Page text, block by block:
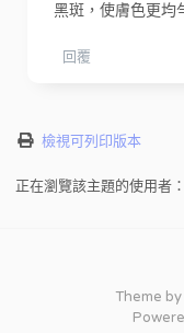
黑斑，使膚色更均
回覆
檢視可列印版本
正在瀏覽該主題的使用者
Theme by